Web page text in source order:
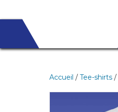
Accueil / Tee-shirts /